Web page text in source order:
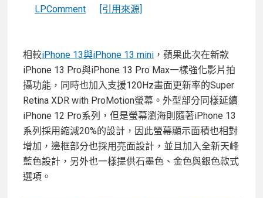
LPComment
[引用來源]
相較iPhone 13與iPhone 13 mini ，蘋果此次在新款
iPhone 13 Pro與iPhone 13 Pro Max一樣強化影片拍
攝功能，同時也加入支援120Hz畫面更新率的Super
Retina XDR with ProMotion螢幕。外型部分同樣延續
iPhone 12 Pro系列，但是螢幕瀏海則隨著iPhone 13
系列採用縮減20%的設計，因此螢幕顯示面積也相對
增加，邊框部分也採用亮面設計，並且加入全新天峰
藍色設計，另外也一樣提供石墨色、金色與銀色款式
選項。